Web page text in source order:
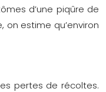
d’une piqûre de
on estime qu’environ
pertes de récoltes.